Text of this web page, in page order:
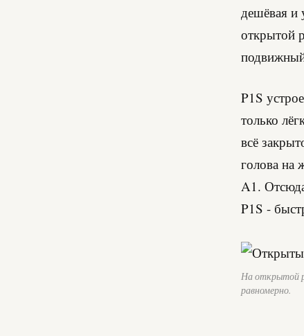
дешёвая и
открытой
подвижный
P1S
только
всё
голова на
A1.
P1S -
На открытой
равномерно.